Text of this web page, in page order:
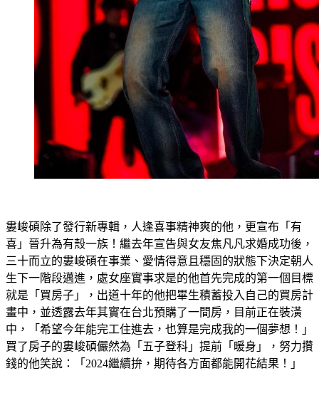
婁峻碩除了發行新專輯，人逢喜事精神爽的他，更宣布「有
喜」晉升為有殼一族！繼去年宣告與女友焦凡凡求婚成功後，
三十而立的婁峻碩在事業、愛情得意且穩固的狀態下決定朝人
生下一階段邁進，處女座實事求是的他首先完成的第一個目標
就是「買房子」，出道十年的他把畢生積蓄投入自己的買房計
畫中，並透露去年其實在台北預購了一間房，目前正在裝潢
中，「希望今年能完工住進去，也算是完成我的一個夢想！」
買了房子的婁峻碩儼然為「五子登科」提前「暖身」，努力攢